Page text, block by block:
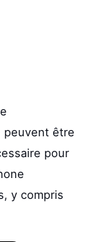
peuvent être
pour
y compris